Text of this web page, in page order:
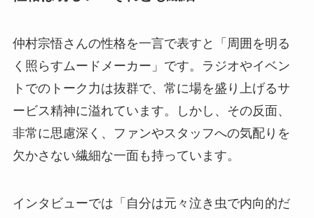
仲村宗悟さんの性格を一言で表すと「周囲を明る
く照らすムードメーカー」です。ラジオやイベン
トでのトーク力は抜群で、常に場を盛り上げるサ
ービス精神に溢れています。しかし、その反面、
非常に思慮深く、ファンやスタッフへの気配りを
欠かさない繊細な一面も持っています。
インタビューでは「自分は元々泣き虫で内向的だ